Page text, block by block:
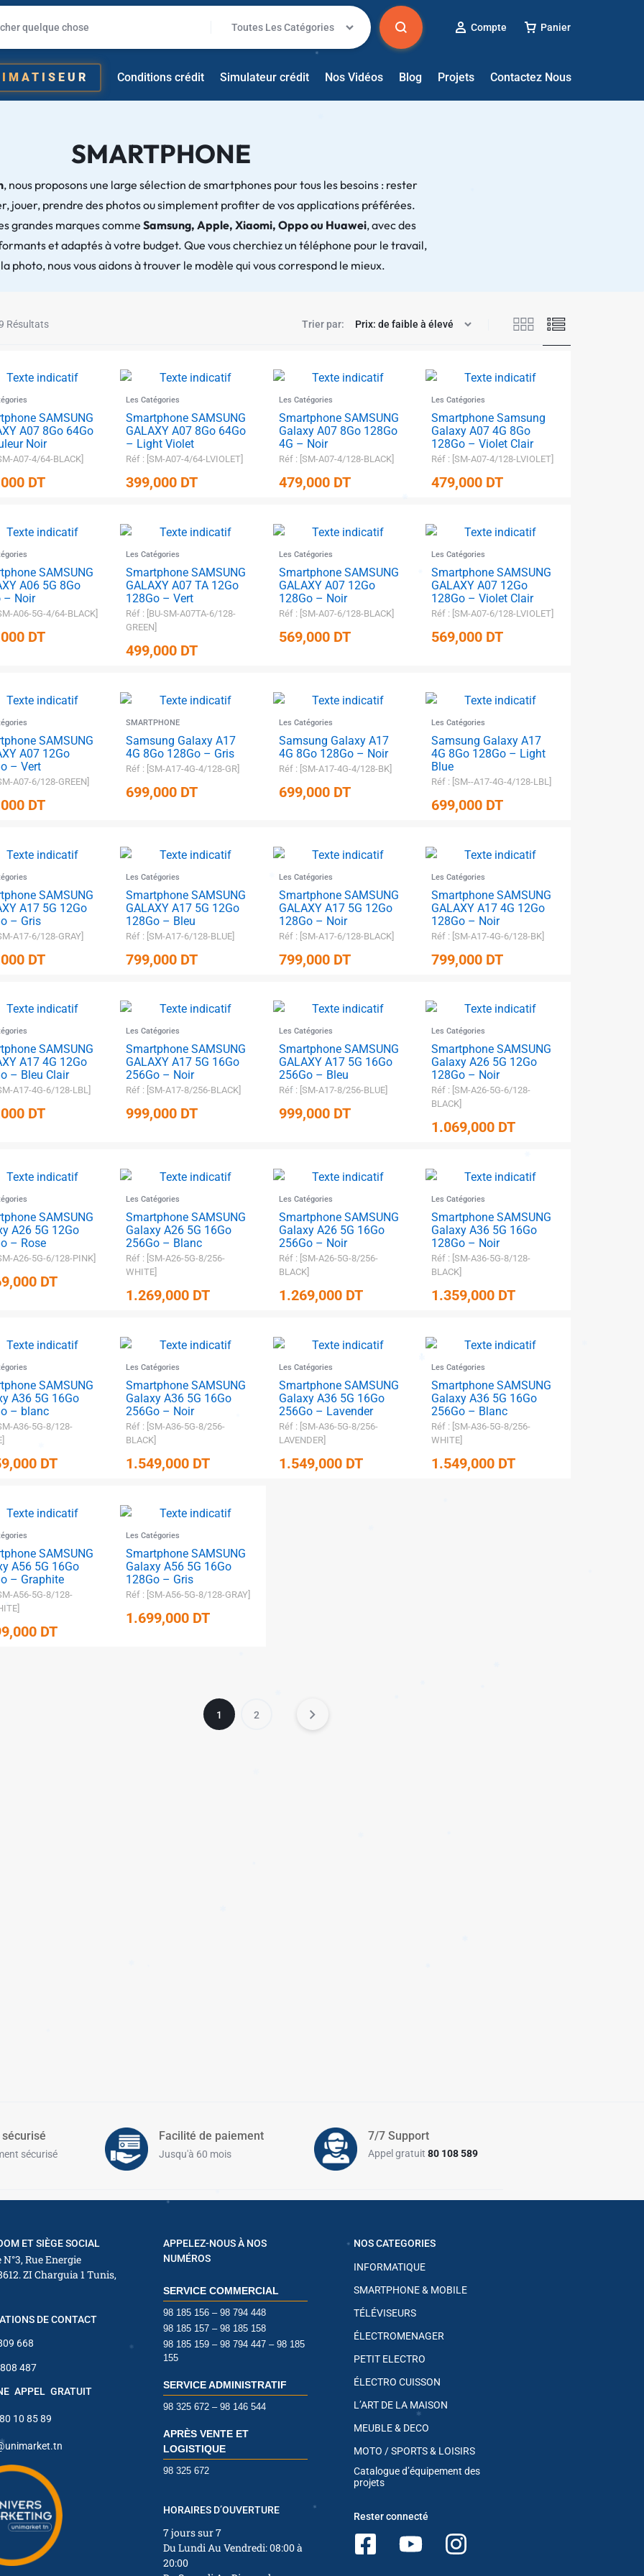
Toutes Les Catégories Compte Panier
Conditions crédit Simulateur crédit Nos Vidéos Blog Projets Contactez Nous
SMARTPHONE
, nous proposons une large sélection de smartphones pour tous les besoins : rester
jouer, prendre des photos ou simplement profiter de vos applications préférées.
grandes marques commeSamsung, Apple, Xiaomi, Oppo ou Huawei, avec des
et adaptés à votre budget. Que vous cherchiez un téléphone pour le travail,
photo, nous vous aidons à trouver le modèle qui vous correspond le mieux.
Résultats Trier par:
SAMSUNG
A07 8Go 64Go
Noir
A07-4/64-BLACK]
DT
Les Catégories
Smartphone SAMSUNG
GALAXY A07 8Go 64Go
– Light Violet
Réf : [SM-A07-4/64-LVIOLET]
399,000 DT
Les Catégories
Smartphone SAMSUNG
Galaxy A07 8Go 128Go
4G – Noir
Réf : [SM-A07-4/128-BLACK]
479,000 DT
Les Catégories
Smartphone Samsung
Galaxy A07 4G 8Go
128Go – Violet Clair
Réf : [SM-A07-4/128-LVIOLET]
479,000 DT
SAMSUNG
A06 5G 8Go
– Noir
A06-5G-4/64-BLACK]
DT
Les Catégories
Smartphone SAMSUNG
GALAXY A07 TA 12Go
128Go – Vert
Réf : [BU-SM-A07TA-6/128-
GREEN]
499,000 DT
Les Catégories
Smartphone SAMSUNG
GALAXY A07 12Go
128Go – Noir
Réf : [SM-A07-6/128-BLACK]
569,000 DT
Les Catégories
Smartphone SAMSUNG
GALAXY A07 12Go
128Go – Violet Clair
Réf : [SM-A07-6/128-LVIOLET]
569,000 DT
SAMSUNG
A07 12Go
– Vert
A07-6/128-GREEN]
DT
SMARTPHONE
Samsung Galaxy A17
4G 8Go 128Go – Gris
Réf : [SM-A17-4G-4/128-GR]
699,000 DT
Les Catégories
Samsung Galaxy A17
4G 8Go 128Go – Noir
Réf : [SM-A17-4G-4/128-BK]
699,000 DT
Les Catégories
Samsung Galaxy A17
4G 8Go 128Go – Light
Blue
Réf : [SM--A17-4G-4/128-LBL]
699,000 DT
SAMSUNG
A17 5G 12Go
– Gris
A17-6/128-GRAY]
DT
Les Catégories
Smartphone SAMSUNG
GALAXY A17 5G 12Go
128Go – Bleu
Réf : [SM-A17-6/128-BLUE]
799,000 DT
Les Catégories
Smartphone SAMSUNG
GALAXY A17 5G 12Go
128Go – Noir
Réf : [SM-A17-6/128-BLACK]
799,000 DT
Les Catégories
Smartphone SAMSUNG
GALAXY A17 4G 12Go
128Go – Noir
Réf : [SM-A17-4G-6/128-BK]
799,000 DT
SAMSUNG
A17 4G 12Go
– Bleu Clair
A17-4G-6/128-LBL]
DT
Les Catégories
Smartphone SAMSUNG
GALAXY A17 5G 16Go
256Go – Noir
Réf : [SM-A17-8/256-BLACK]
999,000 DT
Les Catégories
Smartphone SAMSUNG
GALAXY A17 5G 16Go
256Go – Bleu
Réf : [SM-A17-8/256-BLUE]
999,000 DT
Les Catégories
Smartphone SAMSUNG
Galaxy A26 5G 12Go
128Go – Noir
Réf : [SM-A26-5G-6/128-
BLACK]
1.069,000 DT
SAMSUNG
A26 5G 12Go
– Rose
A26-5G-6/128-PINK]
DT
Les Catégories
Smartphone SAMSUNG
Galaxy A26 5G 16Go
256Go – Blanc
Réf : [SM-A26-5G-8/256-
WHITE]
1.269,000 DT
Les Catégories
Smartphone SAMSUNG
Galaxy A26 5G 16Go
256Go – Noir
Réf : [SM-A26-5G-8/256-
BLACK]
1.269,000 DT
Les Catégories
Smartphone SAMSUNG
Galaxy A36 5G 16Go
128Go – Noir
Réf : [SM-A36-5G-8/128-
BLACK]
1.359,000 DT
SAMSUNG
A36 5G 16Go
– blanc
A36-5G-8/128-
DT
Les Catégories
Smartphone SAMSUNG
Galaxy A36 5G 16Go
256Go – Noir
Réf : [SM-A36-5G-8/256-
BLACK]
1.549,000 DT
Les Catégories
Smartphone SAMSUNG
Galaxy A36 5G 16Go
256Go – Lavender
Réf : [SM-A36-5G-8/256-
LAVENDER]
1.549,000 DT
Les Catégories
Smartphone SAMSUNG
Galaxy A36 5G 16Go
256Go – Blanc
Réf : [SM-A36-5G-8/256-
WHITE]
1.549,000 DT
SAMSUNG
A56 5G 16Go
– Graphite
A56-5G-8/128-
DT
Les Catégories
Smartphone SAMSUNG
Galaxy A56 5G 16Go
128Go – Gris
Réf : [SM-A56-5G-8/128-GRAY]
1.699,000 DT
1 2
sécurisé
Facilité de paiement
Jusqu'à 60 mois
7/7 Support
Appel gratuit 80 108 589
ET SIÈGE SOCIAL
Rue Energie
ZI Charguia 1 Tunis,
DE CONTACT
668
487
APPEL GRATUIT
10 85 89
APPELEZ-NOUS À NOS
NUMÉROS
SERVICE COMMERCIAL
98 185 156 – 98 794 448
98 185 157 – 98 185 158
98 185 159 – 98 794 447 – 98 185
155
SERVICE ADMINISTRATIF
98 325 672 – 98 146 544
APRÈS VENTE ET
LOGISTIQUE
98 325 672
HORAIRES D’OUVERTURE
7 jours sur 7
Du Lundi Au Vendredi: 08:00 à
20:00
NOS CATEGORIES
INFORMATIQUE
SMARTPHONE & MOBILE
TÉLÉVISEURS
ÉLECTROMENAGER
PETIT ELECTRO
ÉLECTRO CUISSON
L’ART DE LA MAISON
MEUBLE & DECO
MOTO / SPORTS & LOISIRS
Catalogue d’équipement des
projets
Rester connecté
✱
✱
✱
✱
✱
✱
✱
✱